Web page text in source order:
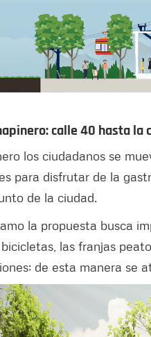
calle 40 hasta la
los ciudadanos se
para disfrutar de la
de la ciudad.
la propuesta busca
las franjas
de esta manera se